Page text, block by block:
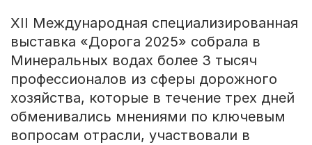
XII Международная специализированная
выставка «Дорога 2025» собрала в
Минеральных водах более 3 тысяч
профессионалов из сферы дорожного
хозяйства, которые в течение трех дней
обменивались мнениями по ключевым
вопросам отрасли, участвовали в